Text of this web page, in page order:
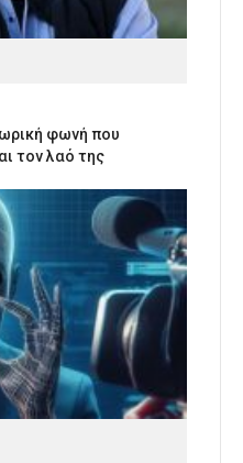
φωνή που
τον λαό της